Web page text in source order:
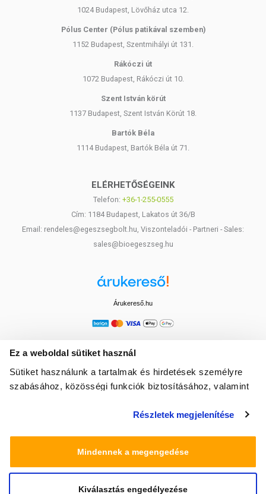
Ez a weboldal sütiket használ
Sütiket használunk a tartalmak és hirdetések személyre
szabásához, közösségi funkciók biztosításához, valamint
média-, hirdető- és elemező partnereinkkel megosztjuk az
amelyeket Ön adott meg számukra vagy az Ön által
használt más szolgáltatásokból gyűjtöttek.
Részletek megjelenítése
Mindennek a megengedése
Kiválasztás engedélyezése
1024 Budapest, Lövőház utca 12.
Pólus Center (Pólus patikával szemben)
1152 Budapest, Szentmihályi út 131.
Rákóczi út
1072 Budapest, Rákóczi út 10.
Szent István körút
1137 Budapest, Szent István Körút 18.
Bartók Béla
1114 Budapest, Bartók Béla út 71.
ELÉRHETŐSÉGEINK
Telefon: +36-1-255-0555
Cím: 1184 Budapest, Lakatos út 36/B
Email: rendeles@egeszsegbolt.hu, Viszonteladói - Partneri - Sales:
sales@bioegeszseg.hu
Árukereső.hu